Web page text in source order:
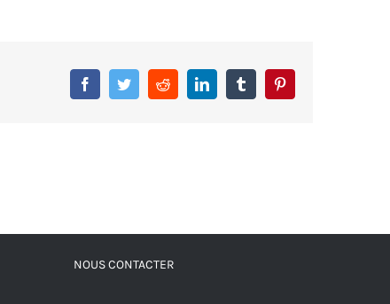
FacebookTwitterRedditLinkedInTumblr
NOUS CONTACTER